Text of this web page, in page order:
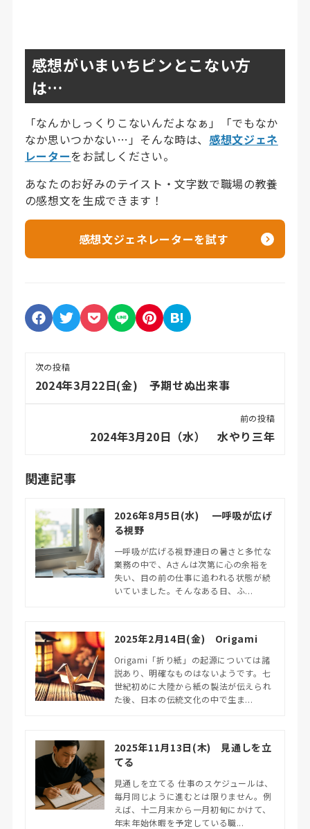
感想がいまいちピンとこない方
は…
「なんかしっくりこないんだよなぁ」「でもなか
なか思いつかない…」そんな時は、感想文ジェネ
レーターをお試しください。
あなたのお好みのテイスト・文字数で職場の教養
の感想文を生成できます！
感想文ジェネレーターを試す
次の投稿
2024年3月22日(金) 予期せぬ出来事
前の投稿
2024年3月20日（水） 水やり三年
関連記事
2026年8月5日(水) 一呼吸が広げ
る視野
一呼吸が広げる視野連日の暑さと多忙な
業務の中で、Aさんは次第に心の余裕を
失い、目の前の仕事に追われる状態が続
いていました。そんなある日、ふ...
2025年2月14日(金) Origami
Origami「折り紙」の起源については諸
説あり、明確なものはないようです。七
世紀初めに大陸から紙の製法が伝えられ
た後、日本の伝統文化の中で生ま...
2025年11月13日(木) 見通しを立
てる
見通しを立てる 仕事のスケジュールは、
毎月同じように進むとは限りません。例
えば、十二月末から一月初旬にかけて、
年末年始休暇を予定している職...